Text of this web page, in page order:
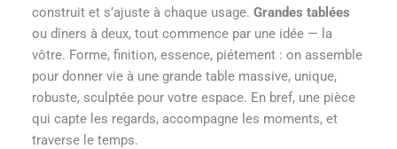
construit et s’ajuste à chaque usage. Grandes tablées
ou dîners à deux, tout commence par une idée — la
vôtre. Forme, finition, essence, piétement : on assemble
pour donner vie à une grande table massive, unique,
robuste, sculptée pour votre espace. En bref, une pièce
qui capte les regards, accompagne les moments, et
traverse le temps.